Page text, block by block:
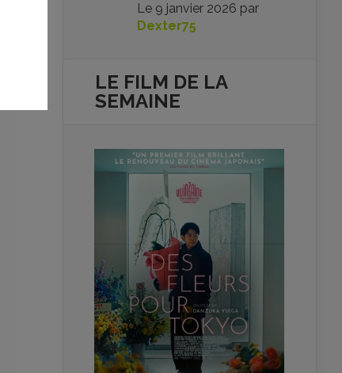
Le 9 janvier 2026 par
Dexter75
LE FILM DE LA
SEMAINE